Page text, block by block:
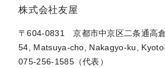
株式会社友屋
〒604-0831 京都市中京区二条通高
54, Matsuya-cho, Nakagyo-ku,
075-256-1585（代表）